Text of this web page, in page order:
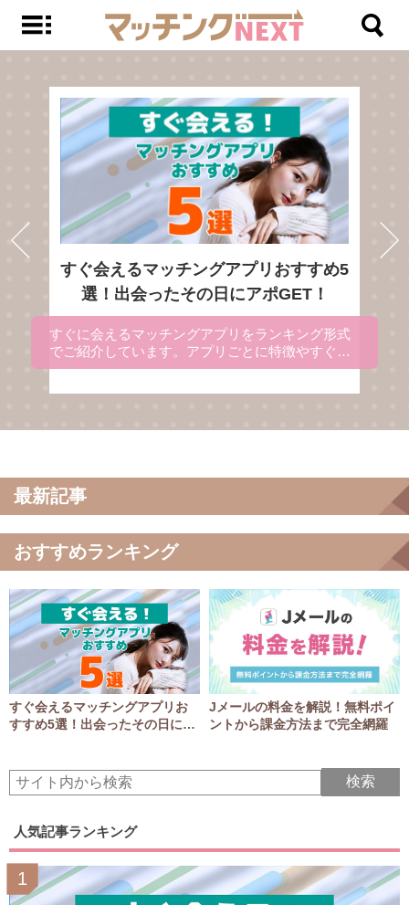
すぐ会えるマッチングアプリおすすめ5
選！出会ったその日にアポGET！
すぐに会えるマッチングアプリをランキング形式
でご紹介しています。アプリごとに特徴やすぐに
出会える理由を解説にしているので、マッチング
最新記事
おすすめランキング
すぐ会えるマッチングアプリお
すすめ5選！出会ったその日にア
Jメールの料金を解説！無料ポイ
ントから課金方法まで完全網羅
人気記事ランキング